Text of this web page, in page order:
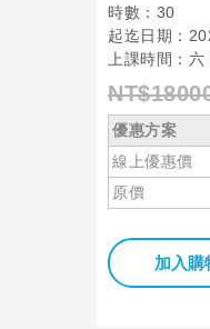
時數：30
起迄日期：
上課時間：
優惠方案
線上優惠價
原價
加入購